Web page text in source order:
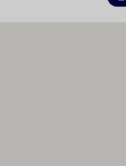
Parasols : 1